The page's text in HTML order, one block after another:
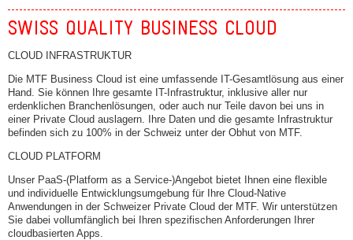
SWISS QUALITY BUSINESS CLOUD
CLOUD INFRASTRUKTUR
Die MTF Business Cloud ist eine umfassende IT-Gesamtlösung aus einer
Hand. Sie können Ihre gesamte IT-Infrastruktur, inklusive aller nur
erdenklichen Branchenlösungen, oder auch nur Teile davon bei uns in
einer Private Cloud auslagern. Ihre Daten und die gesamte Infrastruktur
befinden sich zu 100% in der Schweiz unter der Obhut von MTF.
CLOUD PLATFORM
Unser PaaS-(Platform as a Service-)Angebot bietet Ihnen eine flexible
und individuelle Entwicklungsumgebung für Ihre Cloud-Native
Anwendungen in der Schweizer Private Cloud der MTF. Wir unterstützen
Sie dabei vollumfänglich bei Ihren spezifischen Anforderungen Ihrer
cloudbasierten Apps.